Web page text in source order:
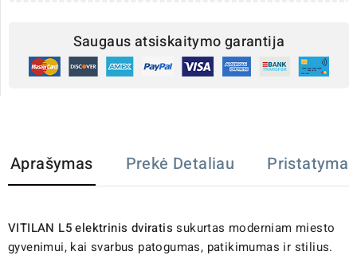
Saugaus atsiskaitymo garantija
Aprašymas Prekė Detaliau Pristatymas
VITILAN L5 elektrinis dviratis sukurtas moderniam miesto
gyvenimui, kai svarbus patogumas, patikimumas ir stilius.